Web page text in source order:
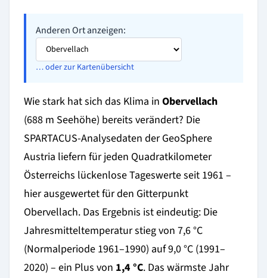
Anderen Ort anzeigen:
… oder zur Kartenübersicht
Wie stark hat sich das Klima in Obervellach
(688 m Seehöhe) bereits verändert? Die
SPARTACUS-Analysedaten der GeoSphere
Austria liefern für jeden Quadratkilometer
Österreichs lückenlose Tageswerte seit 1961 –
hier ausgewertet für den Gitterpunkt
Obervellach. Das Ergebnis ist eindeutig: Die
Jahresmitteltemperatur stieg von 7,6 °C
(Normalperiode 1961–1990) auf 9,0 °C (1991–
2020) – ein Plus von 1,4 °C. Das wärmste Jahr